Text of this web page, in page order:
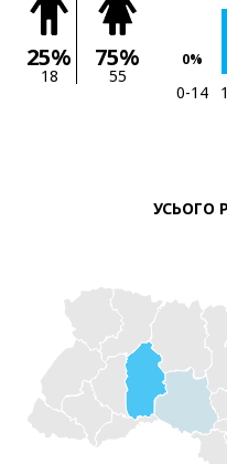
25%
18
75%
55
0%
0-14
УСЬОГО